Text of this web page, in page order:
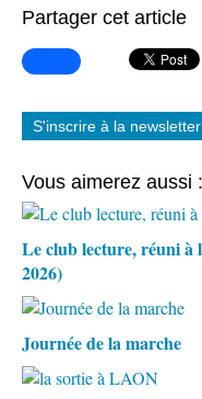
Partager cet article
S'inscrire à la newsletter
Vous aimerez aussi :
Le club lecture, réuni à
2026)
Journée de la marche